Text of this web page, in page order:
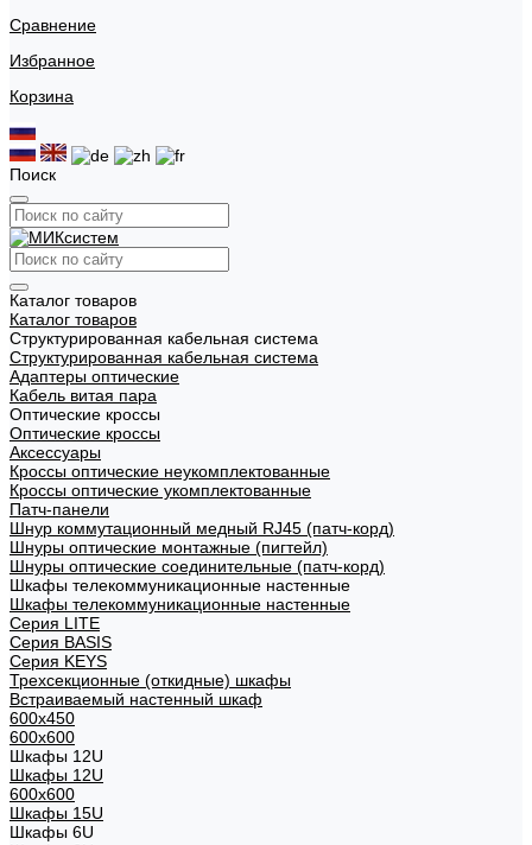
Сравнение
Избранное
Корзина
Поиск
Каталог товаров
Каталог товаров
Структурированная кабельная система
Структурированная кабельная система
Адаптеры оптические
Кабель витая пара
Оптические кроссы
Оптические кроссы
Аксессуары
Кроссы оптические неукомплектованные
Кроссы оптические укомплектованные
Патч-панели
Шнур коммутационный медный RJ45 (патч-корд)
Шнуры оптические монтажные (пигтейл)
Шнуры оптические соединительные (патч-корд)
Шкафы телекоммуникационные настенные
Шкафы телекоммуникационные настенные
Cерия LITE
Cерия BASIS
Cерия KEYS
Трехсекционные (откидные) шкафы
Встраиваемый настенный шкаф
600x450
600x600
Шкафы 12U
Шкафы 12U
600x600
Шкафы 15U
Шкафы 6U